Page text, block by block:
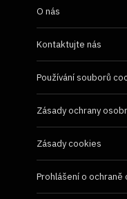
O nás
Kontaktujte nás
Používání souborů
Zásady ochrany
Zásady cookies
Prohlášení o ochraně